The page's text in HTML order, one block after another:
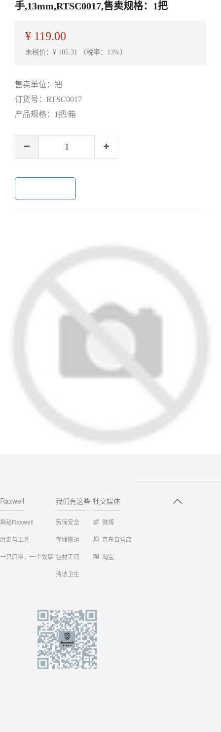
手,13mm,RTSC0017,售卖规格：1把
¥ 119.00
未税价：¥ 105.31 （税率：13%）
售卖单位： 把
订货号： RTSC0017
产品规格： 1把/箱
Raxwell
揭秘Raxwell
历史与工艺
一只口罩，一个故事
我们有这些
劳保安全
存储搬运
包材工具
清洁卫生
社交媒体
微博
京东自营店
淘宝